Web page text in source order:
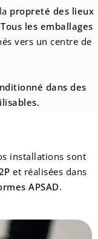
propreté des lieux
Tous les emballages
vers un centre de
dans des
installations sont
et réalisées dans
APSAD.